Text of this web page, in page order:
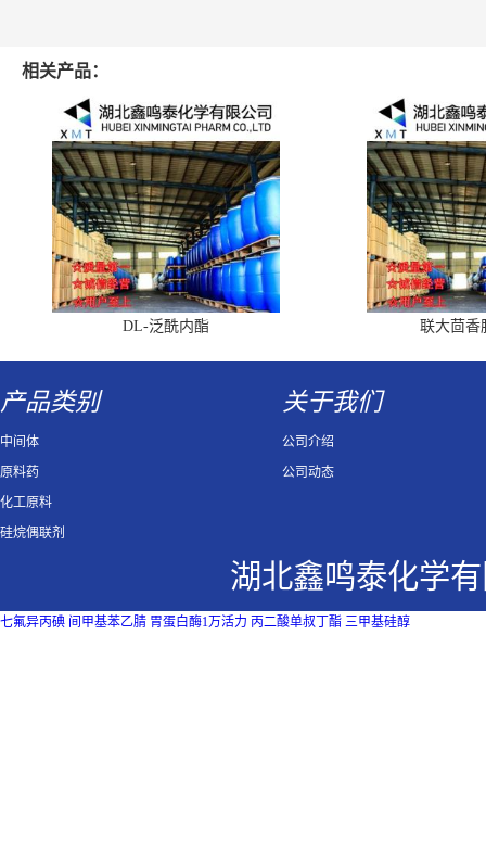
相关产品：
DL-泛酰内酯 联大茴香
产品类别
中间体
原料药
化工原料
硅烷偶联剂
关于我们
公司介绍
公司动态
湖北鑫鸣泰化学
七氟异丙碘 间甲基苯乙腈 胃蛋白酶1万活力 丙二酸单叔丁酯 三甲基硅醇